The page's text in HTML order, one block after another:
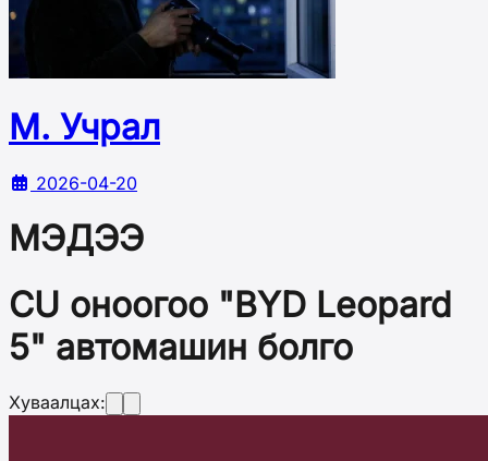
М. Учрал
2026-04-20
МЭДЭЭ
CU оноогоо "BYD Leopard
5" автомашин болго
Хуваалцах: